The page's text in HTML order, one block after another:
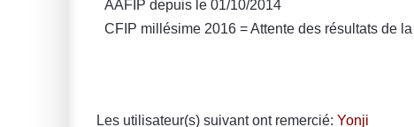
AAFIP depuis le 01/10/2014
CFIP millésime 2016 = Attente des résultats de
Les utilisateur(s) suivant ont remercié: Yonji